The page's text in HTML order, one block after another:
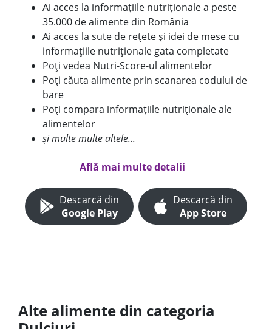
Ai acces la informațiile nutriționale a peste
35.000 de alimente din România
Ai acces la sute de rețete și idei de mese cu
informațiile nutriționale gata completate
Poți vedea Nutri-Score-ul alimentelor
Poți căuta alimente prin scanarea codului de
bare
Poți compara informațiile nutriționale ale
alimentelor
și multe multe altele...
Află mai multe detalii
Descarcă din
Google Play
Descarcă din
App Store
Alte alimente din categoria